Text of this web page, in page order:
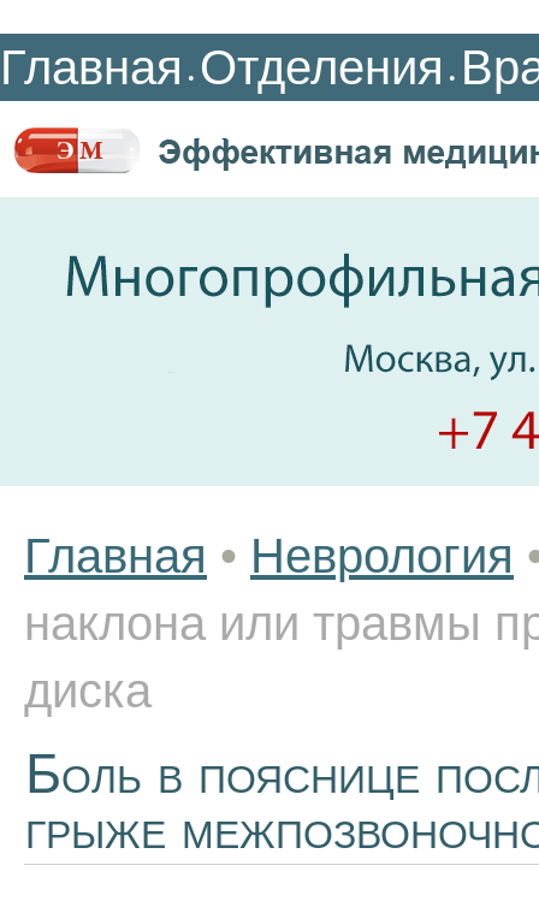
Главная • Отделения •
Главная • Неврология
наклона или травмы
диска
Боль в пояснице
грыже